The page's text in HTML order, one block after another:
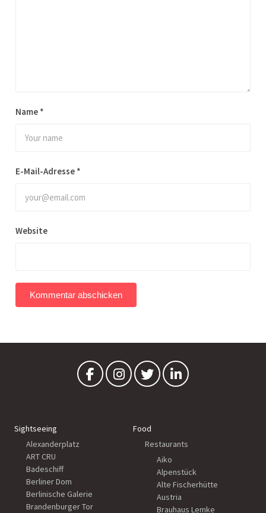
Name *
E-Mail-Adresse *
Website
Sightseeing
Alexanderplatz
ART CRU
Badeschiff
Berliner Dom
Berlinische Galerie
Brandenburger Tor
Food
Restaurants
Aiko
Alpenstück
Alte Fischerhütte
Austria
Brauhaus Lemke